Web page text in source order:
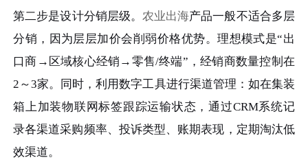
第二步是设计分销层级。农业出海产品一般不适合多层
分销，因为层层加价会削弱价格优势。理想模式是“出
口商→区域核心经销→零售/终端”，经销商数量控制在
2～3家。同时，利用数字工具进行渠道管理：如在集装
箱上加装物联网标签跟踪运输状态，通过CRM系统记
录各渠道采购频率、投诉类型、账期表现，定期淘汰低
效渠道。